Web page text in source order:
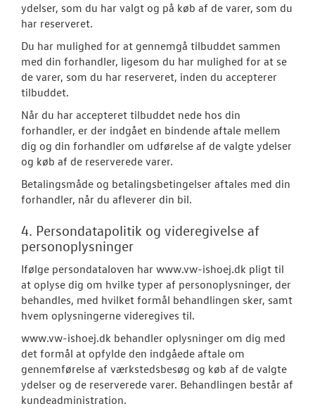
ydelser, som du har valgt og på køb af de varer, som du
har reserveret.
Du har mulighed for at gennemgå tilbuddet sammen
med din forhandler, ligesom du har mulighed for at se
de varer, som du har reserveret, inden du accepterer
tilbuddet.
Når du har accepteret tilbuddet nede hos din
forhandler, er der indgået en bindende aftale mellem
dig og din forhandler om udførelse af de valgte ydelser
og køb af de reserverede varer.
Betalingsmåde og betalingsbetingelser aftales med din
forhandler, når du afleverer din bil.
4. Persondatapolitik og videregivelse af
personoplysninger
Ifølge persondataloven har www.vw-ishoej.dk pligt til
at oplyse dig om hvilke typer af personoplysninger, der
behandles, med hvilket formål behandlingen sker, samt
hvem oplysningerne videregives til.
www.vw-ishoej.dk behandler oplysninger om dig med
det formål at opfylde den indgåede aftale om
gennemførelse af værkstedsbesøg og køb af de valgte
ydelser og de reserverede varer. Behandlingen består af
kundeadministration.